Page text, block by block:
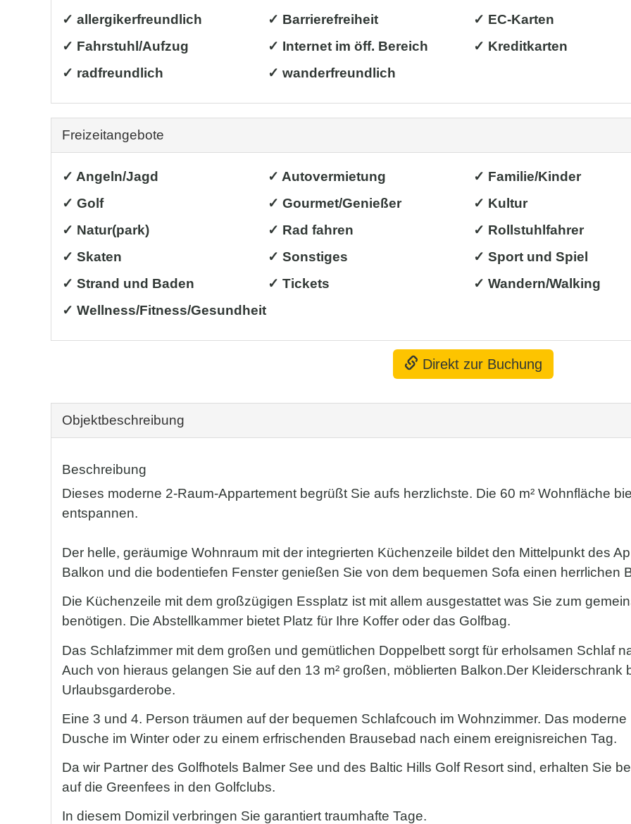
✓ allergikerfreundlich ✓ Barrierefreiheit
✓ EC-Karten
✓ Fahrstuhl/Aufzug
✓ Internet im öff. Bereich
✓ Kreditkarten
✓ radfreundlich
✓ wanderfreundlich
Freizeitangebote
✓ Angeln/Jagd ✓ Autovermietung
✓ Familie/Kinder
✓ Golf
✓ Gourmet/Genießer
✓ Kultur
✓ Natur(park)
✓ Rad fahren
✓ Rollstuhlfahrer
✓ Skaten
✓ Sonstiges
✓ Sport und Spiel
✓ Strand und Baden
✓ Tickets
✓ Wandern/Walking
✓ Wellness/Fitness/Gesundheit
Direkt zur Buchung
Objekt­beschreibung
Beschreibung
Dieses moderne 2-Raum-Appartement begrüßt Sie aufs herzlichste. Die 60 m² Wohnfläche
entspannen.
Der helle, geräumige Wohnraum mit der integrierten Küchenzeile bildet den Mittelpunkt des
Balkon und die bodentiefen Fenster genießen Sie von dem bequemen Sofa einen herrlichen
Die Küchenzeile mit dem großzügigen Essplatz ist mit allem ausgestattet was Sie zum
benötigen. Die Abstellkammer bietet Platz für Ihre Koffer oder das Golfbag.
Das Schlafzimmer mit dem großen und gemütlichen Doppelbett sorgt für erholsamen Schlaf
Auch von hieraus gelangen Sie auf den 13 m² großen, möblierten Balkon.Der Kleiderschrank
Urlaubsgarderobe.
Eine 3 und 4. Person träumen auf der bequemen Schlafcouch im Wohnzimmer. Das
Dusche im Winter oder zu einem erfrischenden Brausebad nach einem ereignisreichen Tag.
Da wir Partner des Golfhotels Balmer See und des Baltic Hills Golf Resort sind, erhalten Sie
auf die Greenfees in den Golfclubs.
In diesem Domizil verbringen Sie garantiert traumhafte Tage.